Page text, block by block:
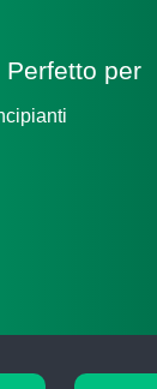
Perfetto per